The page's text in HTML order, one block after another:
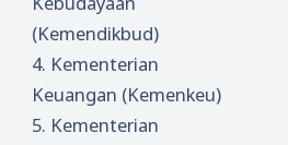
(Kemendikbud)
4. Kementerian
Keuangan (Kemenkeu)
5. Kementerian